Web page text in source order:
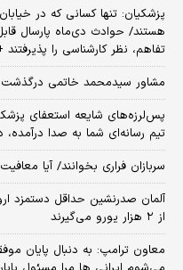
پزشکیان: تنها کسانی که در
هستند/ حوادث دی‌ماه پارسال
تفاهم، نظر کارشناسی را پذیرفتند
مشاور سیدمحمد خاتمی درگذشت
پس‌لرزه‌های شایعه استعفای
تیم رسانه‌ای شما به صدا
سربازان فراری بخوانند/ آیا
آلمان صدرنشین حداقل دستمزد
از ۲ هزار یورو می‌گیرند
معاون ترامپ: به دنبال پایان